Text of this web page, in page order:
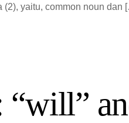
(2), yaitu, common noun dan
“will”